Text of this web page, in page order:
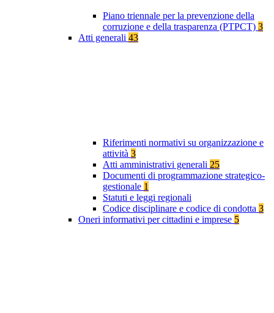
Piano triennale per la prevenzione della
corruzione e della trasparenza (PTPCT) 3
Atti generali 43
Riferimenti normativi su organizzazione e
attività 3
Atti amministrativi generali 25
Documenti di programmazione strategico-
gestionale 1
Statuti e leggi regionali
Codice disciplinare e codice di condotta 3
Oneri informativi per cittadini e imprese 5